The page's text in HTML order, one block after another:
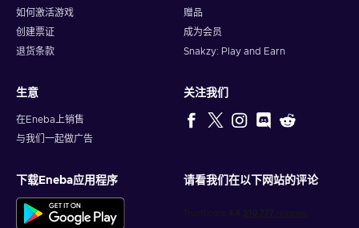
如何激活游戏
创建票证
退货条款
赠品
成为会员
Snakzy: Play and Earn
生意
在Eneba上销售
与我们一起做广告
关注我们
下载Eneba应用程序 请看我们在以下网站的评论